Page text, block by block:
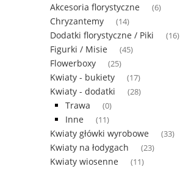
Akcesoria florystyczne (6)
Chryzantemy (14)
Dodatki florystyczne / Piki (16)
Figurki / Misie (45)
Flowerboxy (25)
Kwiaty - bukiety (17)
Kwiaty - dodatki (28)
Trawa (0)
Inne (11)
Kwiaty główki wyrobowe (33)
Kwiaty na łodygach (23)
Kwiaty wiosenne (11)